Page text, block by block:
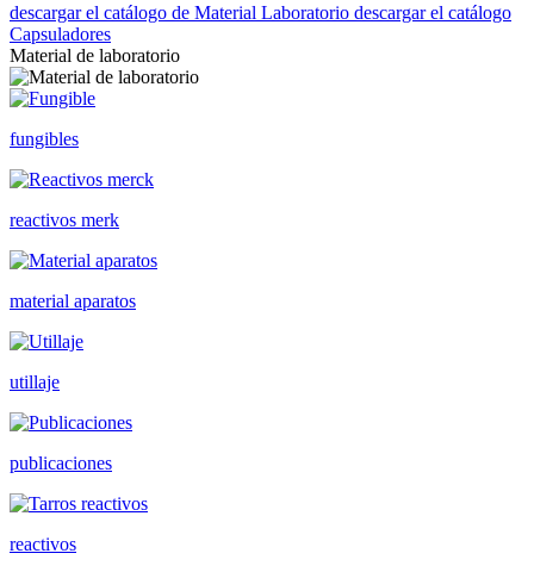
descargar el catálogo de Material Laboratorio descargar el catálogo
Capsuladores
Material de laboratorio
fungibles
reactivos merk
material aparatos
utillaje
publicaciones
reactivos